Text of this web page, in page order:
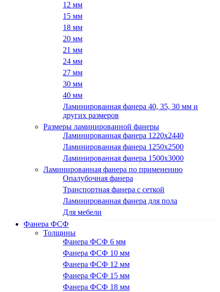
12 мм
15 мм
18 мм
20 мм
21 мм
24 мм
27 мм
30 мм
40 мм
Ламинированная фанера 40, 35, 30 мм и
других размеров
Размеры ламинированной фанеры
Ламинированная фанера 1220x2440
Ламинированная фанера 1250х2500
Ламинированная фанера 1500x3000
Ламинированная фанера по применению
Опалубочная фанера
Транспортная фанера с сеткой
Ламинированная фанера для пола
Для мебели
Фанера ФСФ
Толщины
Фанера ФСФ 6 мм
Фанера ФСФ 10 мм
Фанера ФСФ 12 мм
Фанера ФСФ 15 мм
Фанера ФСФ 18 мм